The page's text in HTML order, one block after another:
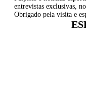
entrevistas exclusivas,
Obrigado pela visita e